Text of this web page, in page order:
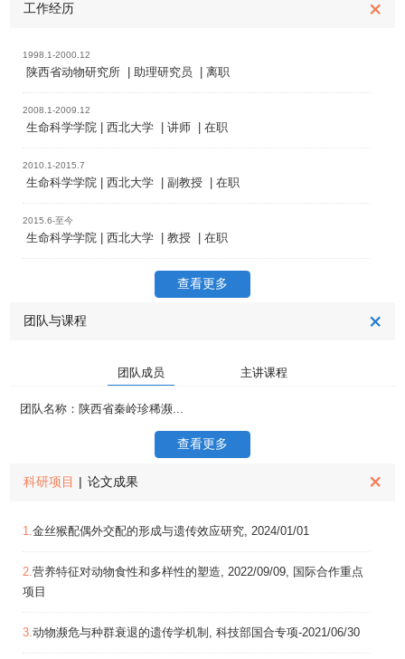
工作经历
1998.1-2000.12
陕西省动物研究所 | 助理研究员 | 离职
2008.1-2009.12
生命科学学院 | 西北大学 | 讲师 | 在职
2010.1-2015.7
生命科学学院 | 西北大学 | 副教授 | 在职
2015.6-至今
生命科学学院 | 西北大学 | 教授 | 在职
查看更多
团队与课程
团队成员 主讲课程
团队名称：陕西省秦岭珍稀濒...
查看更多
科研项目 | 论文成果
1. 金丝猴配偶外交配的形成与遗传效应研究, 2024/01/01
2. 营养特征对动物食性和多样性的塑造, 2022/09/09, 国际合作重点
项目
3. 动物濒危与种群衰退的遗传学机制, 科技部国合专项-2021/06/30